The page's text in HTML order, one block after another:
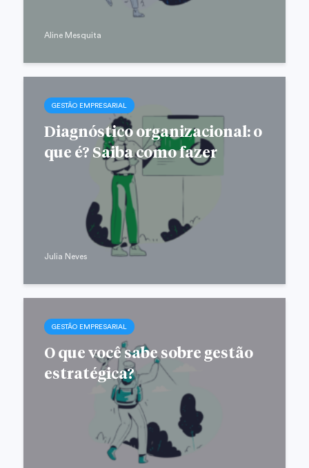
Aline Mesquita
GESTÃO EMPRESARIAL
Diagnóstico organizacional: o
que é? Saiba como fazer
Julia Neves
GESTÃO EMPRESARIAL
O que você sabe sobre gestão
estratégica?